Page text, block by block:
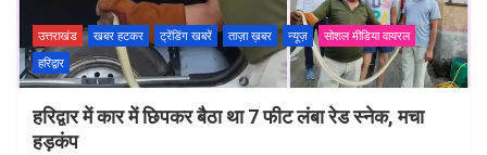
उत्तराखंड खबर हटकर ट्रेंडिंग खबरें ताज़ा ख़बर न्यूज़
सोशल मीडिया वायरल
हरिद्वार
हरिद्वार में कार में छिपकर बैठा था 7 फीट लंबा रेड स्नेक, मचा
हड़कंप